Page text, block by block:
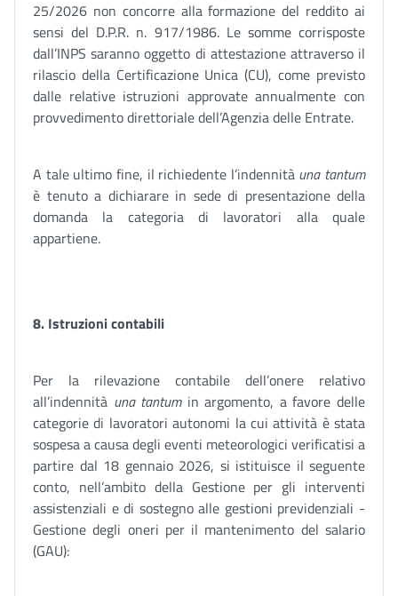
25/2026 non concorre alla formazione del reddito ai
sensi del D.P.R. n. 917/1986. Le somme corrisposte
dall’INPS saranno oggetto di attestazione attraverso il
rilascio della Certificazione Unica (CU), come previsto
dalle relative istruzioni approvate annualmente con
provvedimento direttoriale dell’Agenzia delle Entrate.
A tale ultimo fine, il richiedente l’indennità una tantum
è tenuto a dichiarare in sede di presentazione della
domanda la categoria di lavoratori alla quale
appartiene.
8. Istruzioni contabili
Per la rilevazione contabile dell’onere relativo
all’indennità una tantumin argomento, a favore delle
categorie di lavoratori autonomi la cui attività è stata
sospesa a causa degli eventi meteorologici verificatisi a
partire dal 18 gennaio 2026, si istituisce il seguente
conto, nell’ambito della Gestione per gli interventi
assistenziali e di sostegno alle gestioni previdenziali -
Gestione degli oneri per il mantenimento del salario
(GAU):